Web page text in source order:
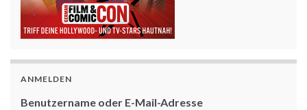
ANMELDEN
Benutzername oder E-Mail-Adresse